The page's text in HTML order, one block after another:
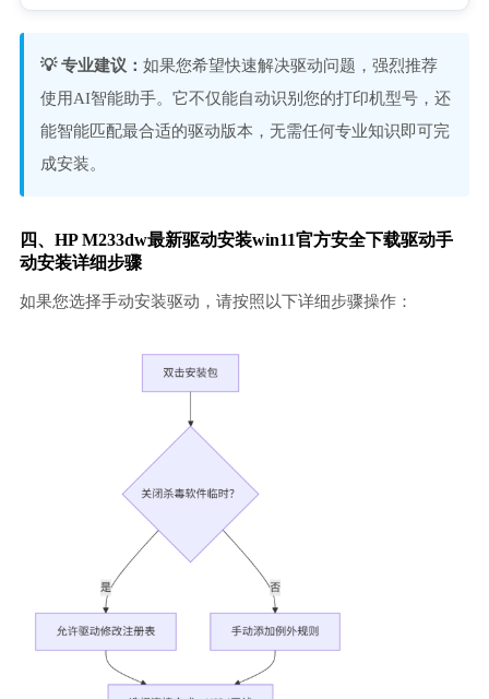
💡 专业建议： 如果您希望快速解决驱动问题，强烈推荐
使用AI智能助手。它不仅能自动识别您的打印机型号，还
能智能匹配最合适的驱动版本，无需任何专业知识即可完
成安装。
四、HP M233dw最新驱动安装win11官方安全下载驱动手
动安装详细步骤
如果您选择手动安装驱动，请按照以下详细步骤操作：